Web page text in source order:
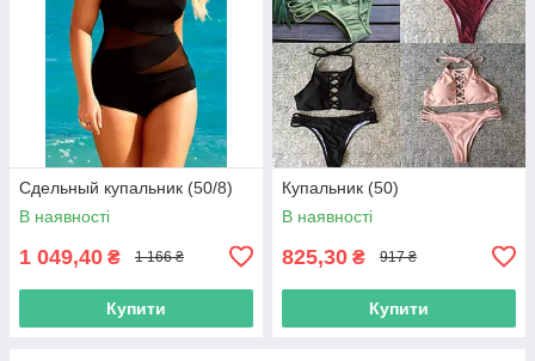
Сдельный купальник (50/8)
В наявності
1 049,40 ₴ 1 166 ₴
Купити
Купальник (50)
В наявності
825,30 ₴ 917 ₴
Купити